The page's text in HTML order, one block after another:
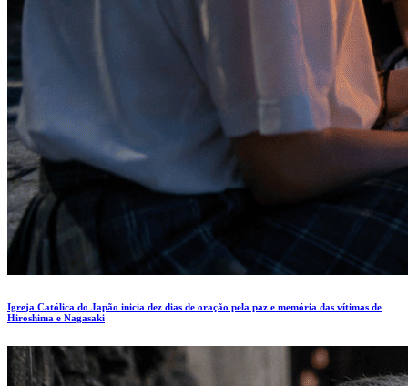
Igreja Católica do Japão inicia dez dias de oração pela paz e memória das vítimas de
Hiroshima e Nagasaki